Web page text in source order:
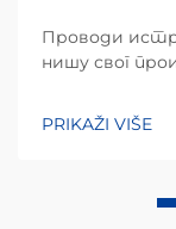
Проводи
нишу свог
разумевањем
потрошача.
PRIKAŽI VIŠE